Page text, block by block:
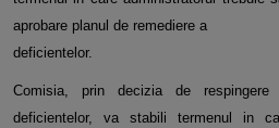
aprobare planul de remediere a
deficientelor.
Comisia, prin decizia de
deficientelor, va stabili termenul in